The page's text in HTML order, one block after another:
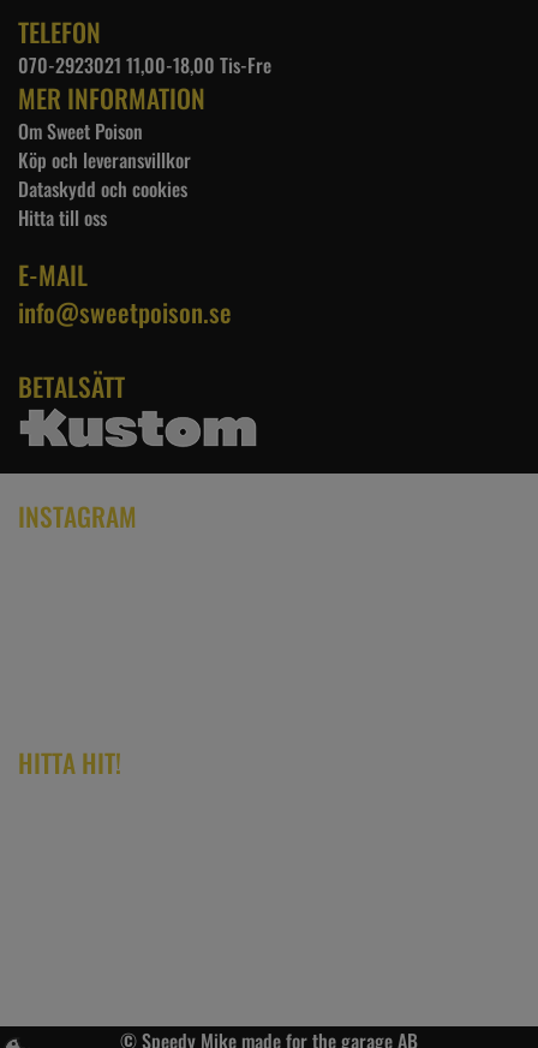
TELEFON
070-2923021 11,00-18,00 Tis-Fre
MER INFORMATION
Om Sweet Poison
Köp och leveransvillkor
Dataskydd och cookies
Hitta till oss
E-MAIL
info@sweetpoison.se
BETALSÄTT
INSTAGRAM
HITTA HIT!
© Speedy Mike made for the garage AB